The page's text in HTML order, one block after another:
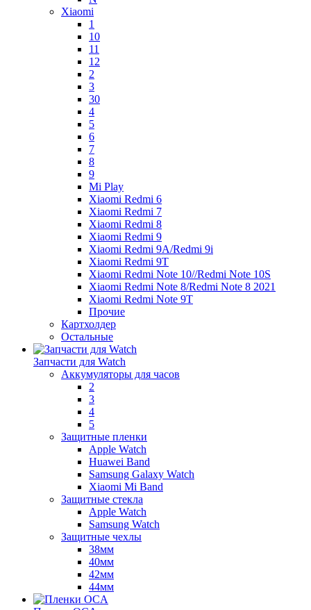
Xiaomi
1
10
11
12
2
3
30
4
5
6
7
8
9
Mi Play
Xiaomi Redmi 6
Xiaomi Redmi 7
Xiaomi Redmi 8
Xiaomi Redmi 9
Xiaomi Redmi 9A/Redmi 9i
Xiaomi Redmi 9T
Xiaomi Redmi Note 10//Redmi Note 10S
Xiaomi Redmi Note 8/Redmi Note 8 2021
Xiaomi Redmi Note 9T
Прочие
Картхолдер
Остальные
Запчасти для Watch
Аккумуляторы для часов
2
3
4
5
Защитные пленки
Apple Watch
Huawei Band
Samsung Galaxy Watch
Xiaomi Mi Band
Защитные стекла
Apple Watch
Samsung Watch
Защитные чехлы
38мм
40мм
42мм
44мм